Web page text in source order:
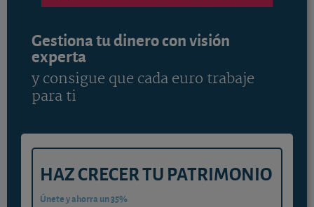
Gestiona tu dinero con visión
experta
y consigue que cada euro trabaje
para ti
HAZ CRECER TU PATRIMONIO
Únete y ahorra un 35%